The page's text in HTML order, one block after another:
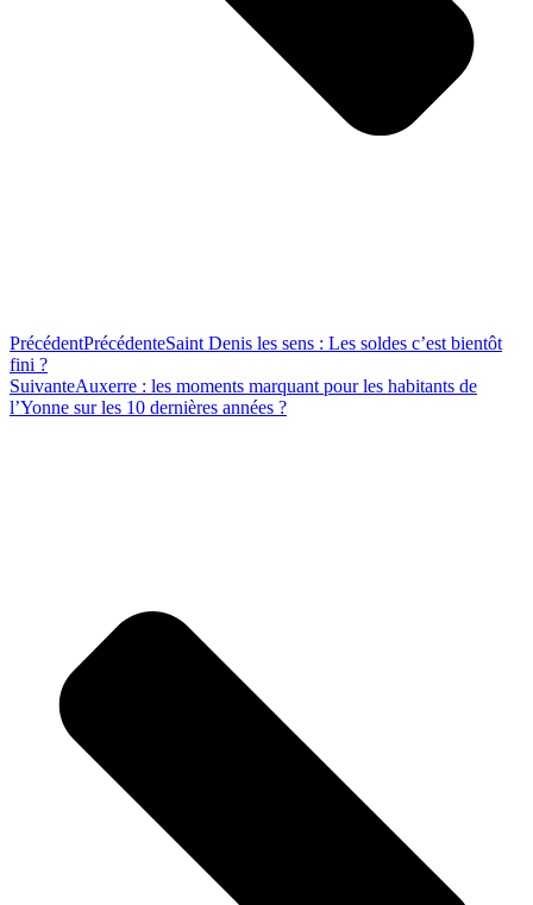
PrécédentPrécédenteSaint Denis les sens : Les soldes c’est bientôt
fini ?
SuivanteAuxerre : les moments marquant pour les habitants de
l’Yonne sur les 10 dernières années ?